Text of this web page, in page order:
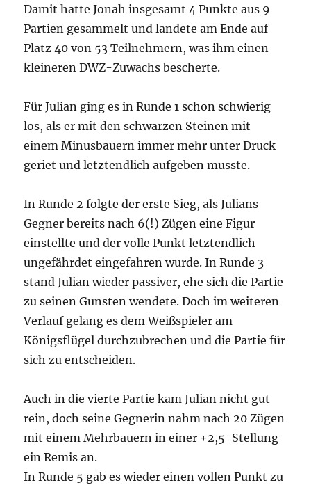
Damit hatte Jonah insgesamt 4 Punkte aus 9
Partien gesammelt und landete am Ende auf
Platz 40 von 53 Teilnehmern, was ihm einen
kleineren DWZ-Zuwachs bescherte.
Für Julian ging es in Runde 1 schon schwierig
los, als er mit den schwarzen Steinen mit
einem Minusbauern immer mehr unter Druck
geriet und letztendlich aufgeben musste.
In Runde 2 folgte der erste Sieg, als Julians
Gegner bereits nach 6(!) Zügen eine Figur
einstellte und der volle Punkt letztendlich
ungefährdet eingefahren wurde. In Runde 3
stand Julian wieder passiver, ehe sich die Partie
zu seinen Gunsten wendete. Doch im weiteren
Verlauf gelang es dem Weißspieler am
Königsflügel durchzubrechen und die Partie für
sich zu entscheiden.
Auch in die vierte Partie kam Julian nicht gut
rein, doch seine Gegnerin nahm nach 20 Zügen
mit einem Mehrbauern in einer +2,5-Stellung
ein Remis an.
In Runde 5 gab es wieder einen vollen Punkt zu